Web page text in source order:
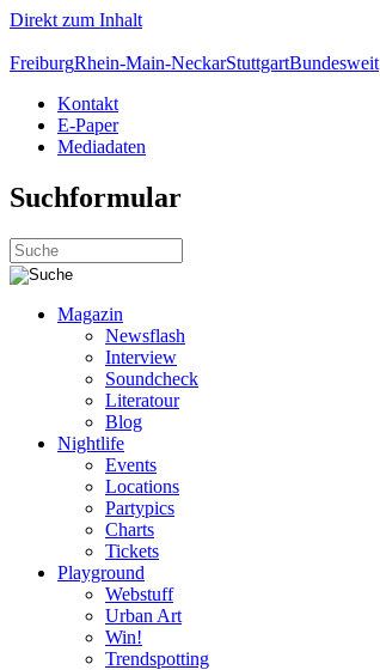
Direkt zum Inhalt
FreiburgRhein-Main-NeckarStuttgartBundesweit
Kontakt
E-Paper
Mediadaten
Suchformular
Magazin
Newsflash
Interview
Soundcheck
Literatour
Blog
Nightlife
Events
Locations
Partypics
Charts
Tickets
Playground
Webstuff
Urban Art
Win!
Trendspotting